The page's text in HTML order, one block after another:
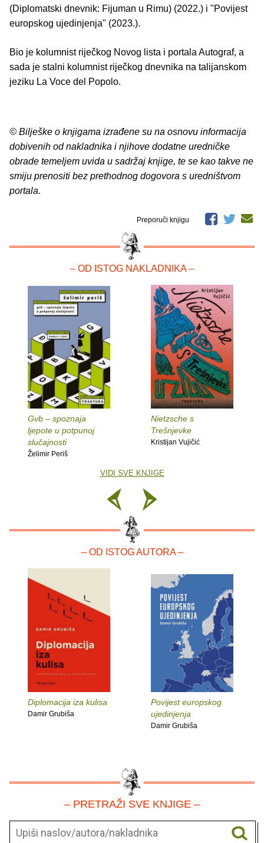
(Diplomatski dnevnik: Fijuman u Rimu) (2022.) i "Povijest
europskog ujedinjenja" (2023.).
Bio je kolumnist riječkog Novog lista i portala Autograf, a
sada je stalni kolumnist riječkog dnevnika na talijanskom
jeziku La Voce del Popolo.
© Bilješke o knjigama izrađene su na osnovu informacija
dobivenih od nakladnika i njihove dodatne uredničke
obrade temeljem uvida u sadržaj knjige, te se kao takve ne
smiju prenositi bez prethodnog dogovora s uredništvom
portala.
Preporuči knjigu
– OD ISTOG NAKLADNIKA –
Gvb – spoznaja
ljepote u potpunoj
slučajnosti
Želimir Periš
Nietzsche s
Trešnjevke
Kristijan Vujičić
VIDI SVE KNJIGE
– OD ISTOG AUTORA –
Diplomacija iza kulisa
Damir Grubiša
Povijest europskog
ujedinjenja
Damir Grubiša
– PRETRAŽI SVE KNJIGE –